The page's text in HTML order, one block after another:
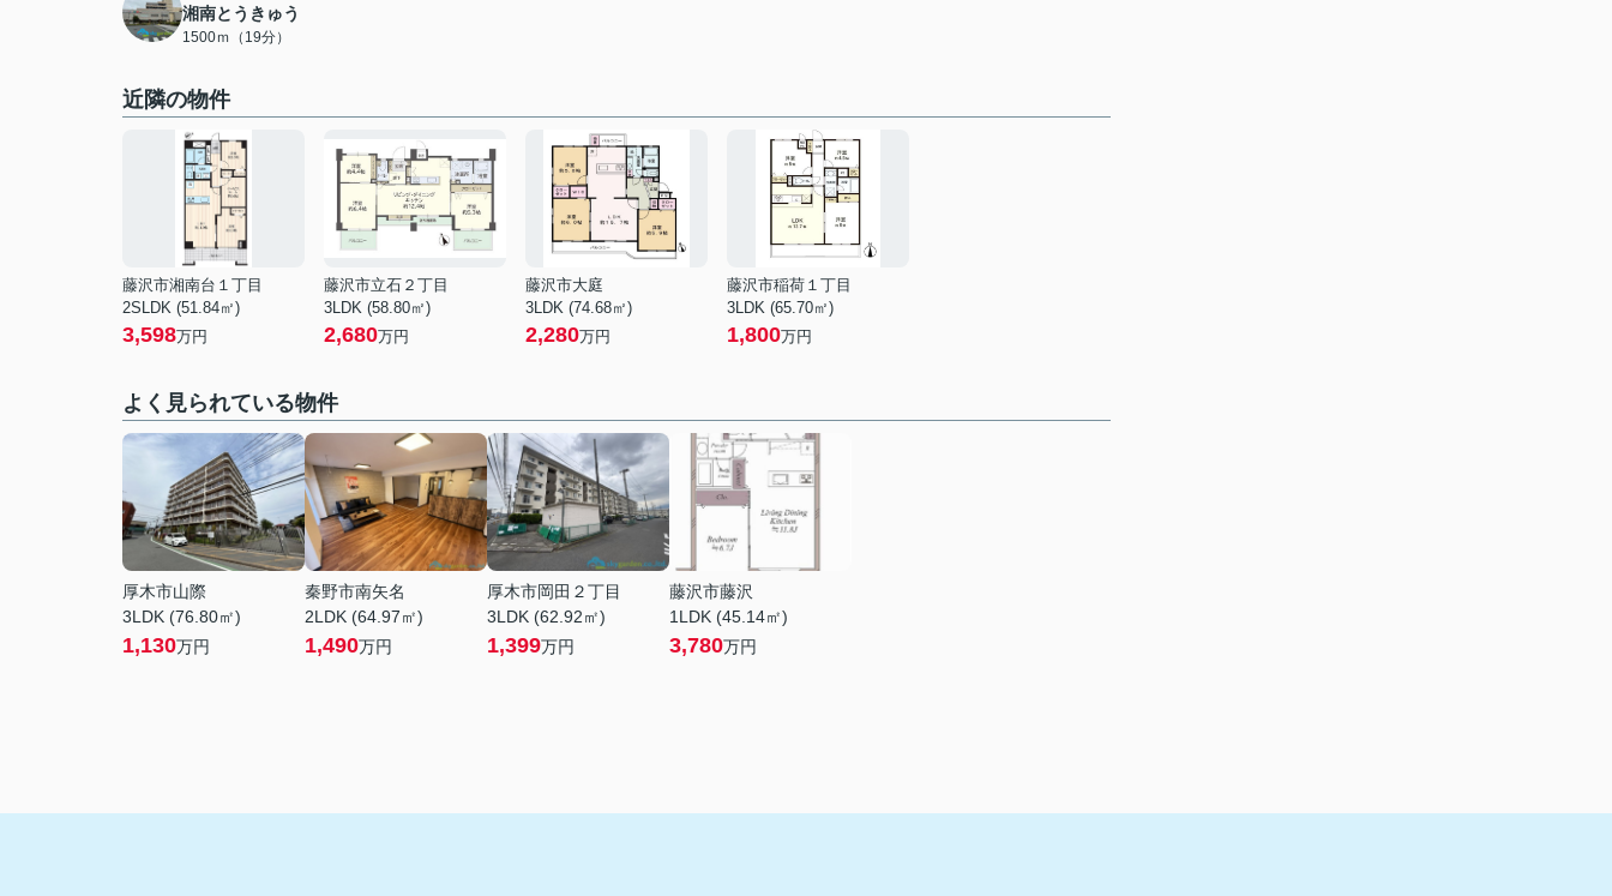
湘南とうきゅう
1500ｍ（19分）
近隣の物件
藤沢市湘南台１丁目
2SLDK (51.84㎡)
3,598万円
藤沢市立石２丁目
3LDK (58.80㎡)
2,680万円
藤沢市大庭
3LDK (74.68㎡)
2,280万円
藤沢市稲荷１丁目
3LDK (65.70㎡)
1,800万円
よく見られている物件
厚木市山際
3LDK (76.80㎡)
1,130万円
秦野市南矢名
2LDK (64.97㎡)
1,490万円
厚木市岡田２丁目
3LDK (62.92㎡)
1,399万円
藤沢市藤沢
1LDK (45.14㎡)
3,780万円